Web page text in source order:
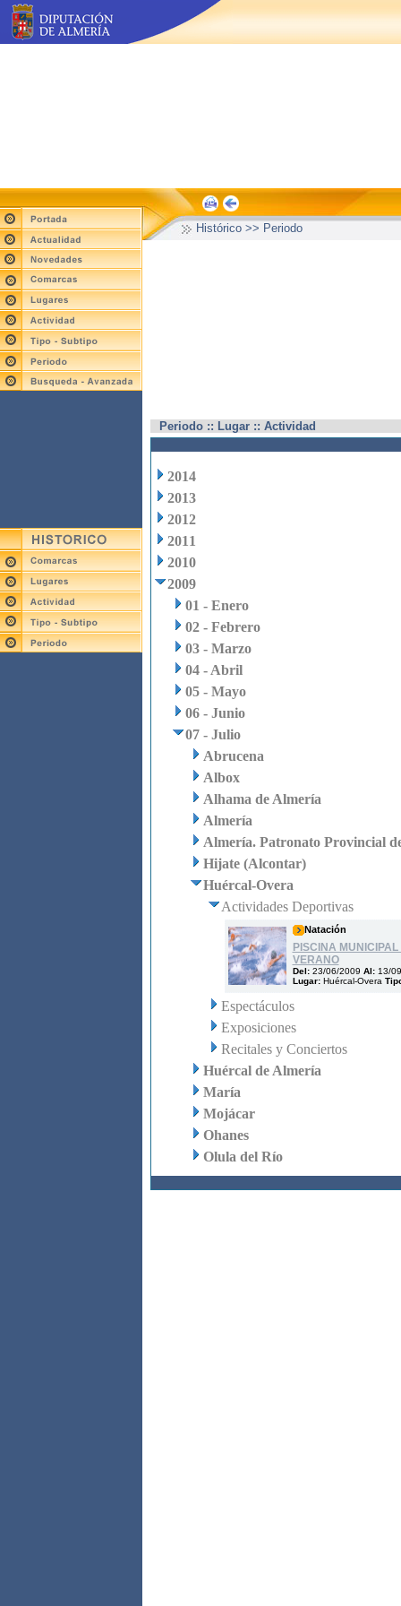
Histórico >> Periodo
Periodo :: Lugar :: Actividad
2014
2013
2012
2011
2010
2009
01 - Enero
02 - Febrero
03 - Marzo
04 - Abril
05 - Mayo
06 - Junio
07 - Julio
Abrucena
Albox
Alhama de Almería
Almería
Almería. Patronato Provincial
Hijate (Alcontar)
Huércal-Overa
Actividades Deportivas
Natación
PISCINA MUNICIPAL
VERANO
Del: 23/06/2009 Al: 13/
Lugar: Huércal-Overa
Espectáculos
Exposiciones
Recitales y Conciertos
Huércal de Almería
María
Mojácar
Ohanes
Olula del Río